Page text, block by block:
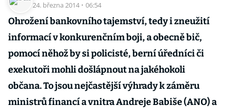
24. března 2014 · 06:54
Ohrožení bankovního tajemství, tedy i zneužití
informací v konkurenčním boji, a obecně bič,
pomocí něhož by si policisté, berní úředníci či
exekutoři mohli došlápnout na jakéhokoli
občana. To jsou nejčastější výhrady k záměru
ministrů financí a vnitra Andreje Babiše (ANO) a